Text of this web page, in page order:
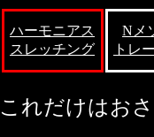
ハーモニアス
スレッチング
Nメ
トレ
これだけはお